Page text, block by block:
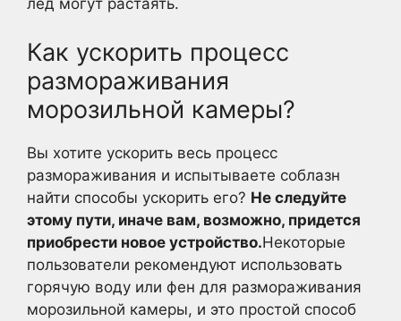
лед могут растаять.
Как ускорить процесс
размораживания
морозильной камеры?
Вы хотите ускорить весь процесс
размораживания и испытываете соблазн
найти способы ускорить его? Не следуйте
этому пути, иначе вам, возможно, придется
приобрести новое устройство.Некоторые
пользователи рекомендуют использовать
горячую воду или фен для размораживания
морозильной камеры, и это простой способ